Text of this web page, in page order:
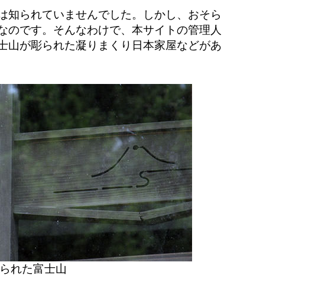
られていませんでした。しかし、おそら
のです。そんなわけで、本サイトの管理人
山が彫られた凝りまくり日本家屋などがあ
れた富士山